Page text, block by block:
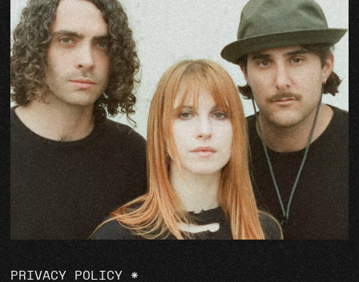
PRIVACY POLICY *